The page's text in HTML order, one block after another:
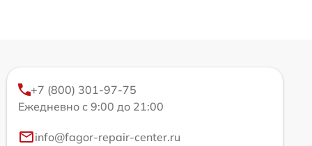
+7 (800) 301-97-75
Ежедневно с 9:00 до 21:00
info@fagor-repair-center.ru